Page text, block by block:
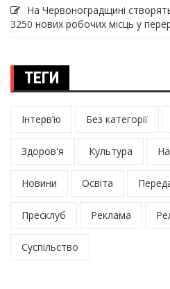
На Червоноградщині
3250 нових робочих місць у
ТЕГИ
Інтерв’ю Без категорії
Здоров'я Культура
Новини Освіта
Пресклуб Реклама
Суспільство